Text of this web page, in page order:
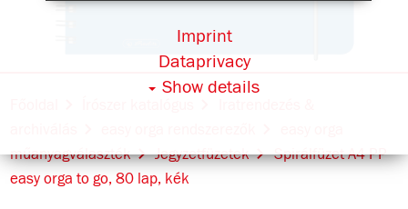
műanyagválaszték
Jegyzetfüzetek
Spirálfüzet A4 PP
easy orga to go, 80 lap, kék
Show details
Dataprivacy
Imprint